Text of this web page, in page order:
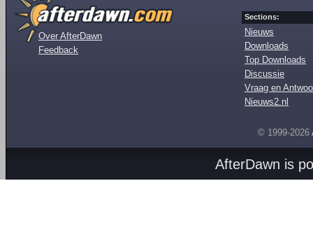
Over AfterDawn
Feedback
Sections:
Nieuws
Downloads
Top Downloads
Discussie
Vraag en
Nieuws2.nl
© 1999-2026
AfterDawn is